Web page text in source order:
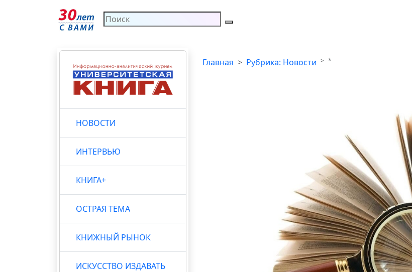
НОВОСТИ
ИНТЕРВЬЮ
КНИГА+
ОСТРАЯ ТЕМА
КНИЖНЫЙ РЫНОК
ИСКУССТВО ИЗДАВАТЬ
Главная Рубрика: Новости *